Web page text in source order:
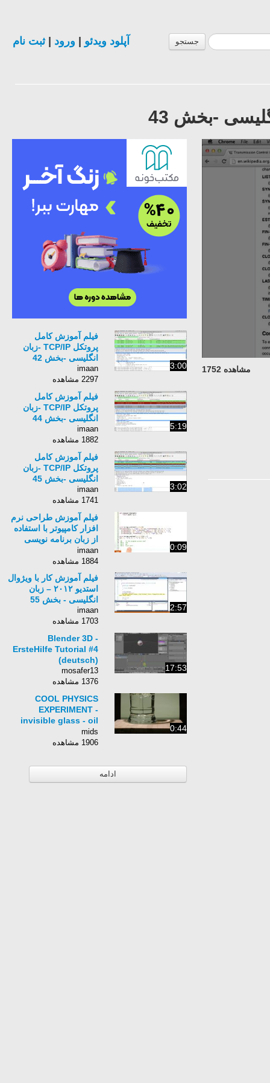
جستجو آپلود ویدئو ورود |ثبت نام
مشاهده 1752 3:00
فیلم آموزش کامل
پروتکل TCP/IP -زبان
انگلیسی -بخش 42
imaan
2297 مشاهده
5:19
فیلم آموزش کامل
پروتکل TCP/IP -زبان
انگلیسی -بخش 44
imaan
1882 مشاهده
3:02
فیلم آموزش کامل
پروتکل TCP/IP -زبان
انگلیسی -بخش 45
imaan
1741 مشاهده
0:09
فیلم آموزش طراحی نرم
افزار کامپیوتر با استفاده
از زبان برنامه نویسی
زبان انگلیسی - بخش 234
imaan
1884 مشاهده
2:57
فیلم آموزش کار با ویژوال
استدیو ۲۰۱۲ – زبان
انگلیسی - بخش 55
imaan
1703 مشاهده
17:53
Blender 3D -
ErsteHilfe Tutorial #4
(deutsch)
mosafer13
1376 مشاهده
0:44
COOL PHYSICS
EXPERIMENT -
invisible glass - oil
and water
mids
1906 مشاهده
ادامه